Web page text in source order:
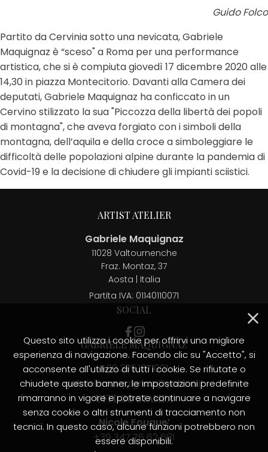
Guido Folco
Partito da Cervinia sotto una nevicata, Gabriele
Maquignaz è “sceso" a Roma per una performance
artistica, che si è compiuta giovedì 17 dicembre 2020 alle
14,30 in piazza Montecitorio. Davanti alla Camera dei
deputati, Gabriele Maquignaz ha conficcato in un
Cervino stilizzato la sua "Piccozza della libertà dei popoli
di montagna", che aveva forgiato con i simboli della
montagna, dell’aquila e della croce a simboleggiare le
difficoltà delle popolazioni alpine durante la pandemia di
Covid-19 e la decisione di chiudere gli impianti sciistici.
ARTIST ATELIER
Gabriele Maquignaz
11028 Valtournenche
Fraz. Montaz, 37
Aosta | Italia
Partita IVA: 01140110071
SOCIAL
GABRIELE MAQUIGNAZ
+39.339.1371001
gabrielemaquignaz@yahoo.it
UFFICIO STAMPA
Nicole Fouque’
+39 347 76 62 681
Questo sito utilizza i cookie per offrirvi una migliore
esperienza di navigazione. Facendo clic su "Accetto", si
acconsente all'utilizzo di tutti i cookie. Se rifiutate o
chiudete questo banner, le impostazioni predefinite
rimarranno in vigore e potrete continuare a navigare
senza cookie o altri strumenti di tracciamento non
tecnici. In questo caso, alcune funzioni potrebbero non
essere disponibili.